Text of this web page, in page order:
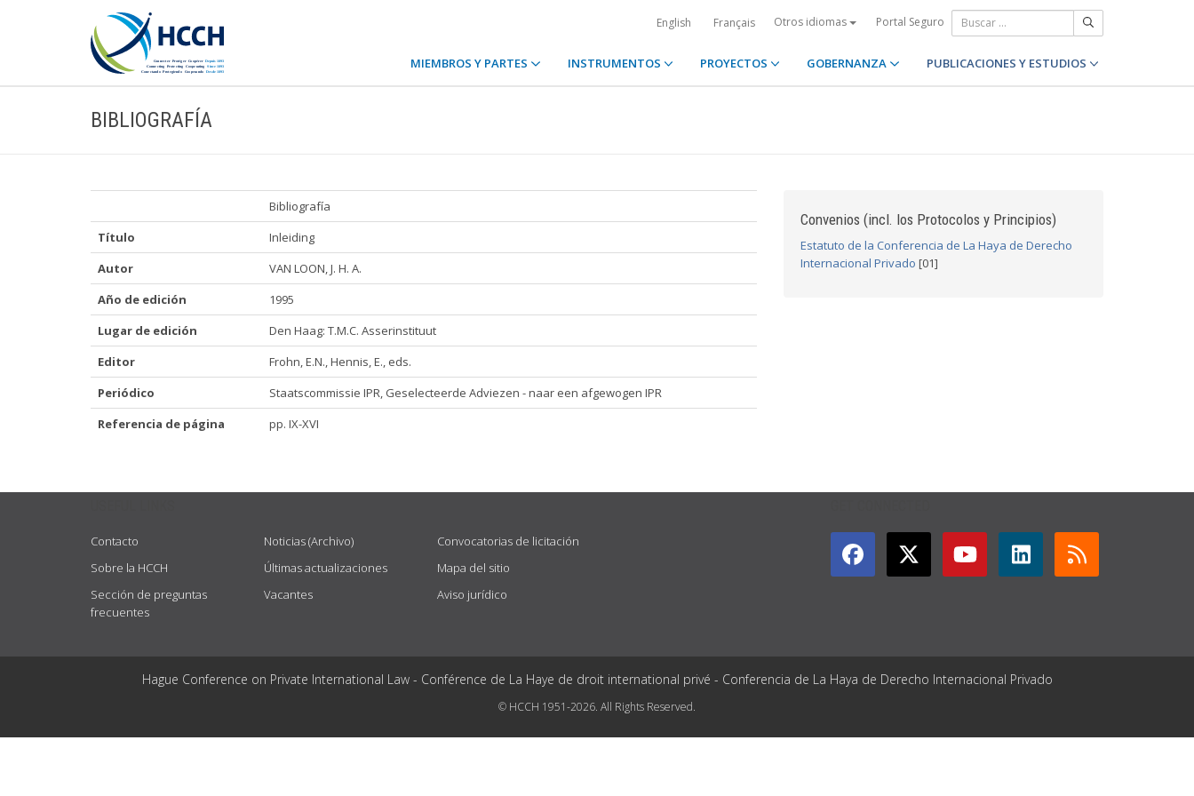
English Français Otros idiomas Portal Seguro
MIEMBROS Y PARTES INSTRUMENTOS PROYECTOS GOBERNANZA PUBLICACIONES Y ESTUDIOS
BIBLIOGRAFÍA
Bibliografía
Título
Inleiding
Autor
VAN LOON, J. H. A.
Año de edición
1995
Lugar de edición
Den Haag: T.M.C. Asserinstituut
Editor
Frohn, E.N., Hennis, E., eds.
Periódico
Staatscommissie IPR, Geselecteerde Adviezen - naar een afgewogen IPR
Referencia de página
pp. IX-XVI
Convenios (incl. los Protocolos y Principios)
Estatuto de la Conferencia de La Haya de Derecho
Internacional Privado [01]
Contacto
Sobre la HCCH
Sección de preguntas
frecuentes
Noticias (Archivo)
Últimas actualizaciones
Vacantes
Convocatorias de licitación
Mapa del sitio
Aviso jurídico
Hague Conference on Private International Law - Conférence de La Haye de droit international privé - Conferencia de La Haya de Derecho Internacional Privado
© HCCH 1951-2026. All Rights Reserved.